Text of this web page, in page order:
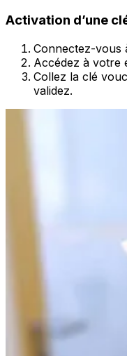
Activation d’une
Connectez-vous
Accédez à votre
Collez la clé
validez.